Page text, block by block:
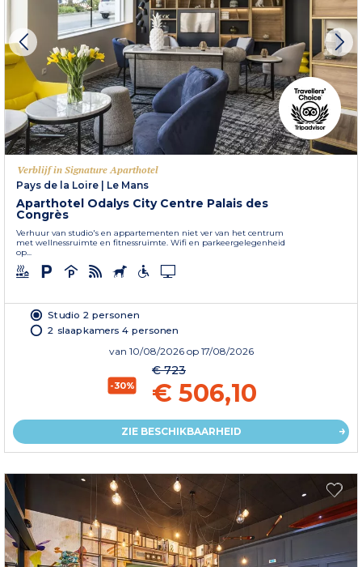
Verblijf in Signature Aparthotel
Pays de la Loire | Le Mans
Aparthotel Odalys City Centre Palais des
Congrès
Verhuur van studio's en appartementen niet ver van het centrum
met wellnessruimte en fitnessruimte. Wifi en parkeergelegenheid
op...
Studio 2 personen
2 slaapkamers 4 personen
van 10/08/2026 op 17/08/2026
-30%
€ 723
€ 506,10
ZIE BESCHIKBAARHEID